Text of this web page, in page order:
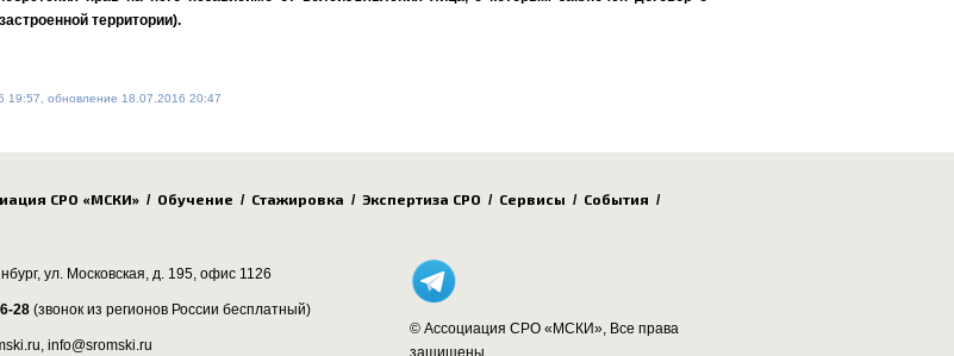
территории).
19:57, обновление 18.07.2016 20:47
СРО «МСКИ» / Обучение / Стажировка / Экспертиза СРО / Сервисы / События /
ул. Московская, д. 195, офис 1126
28 (звонок из регионов России бесплатный)
info@sromski.ru
© Ассоциация СРО «МСКИ», Все права
защищены,